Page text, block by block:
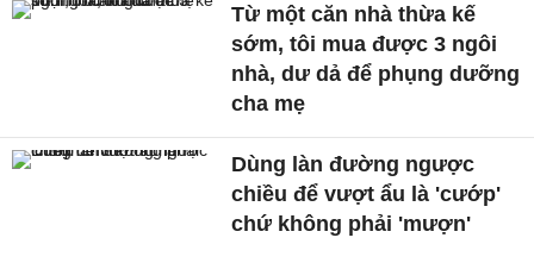
Từ một căn nhà thừa kế
sớm, tôi mua được 3 ngôi
nhà, dư dả để phụng dưỡng
cha mẹ
Dùng làn đường ngược
chiều để vượt ẩu là 'cướp'
chứ không phải 'mượn'